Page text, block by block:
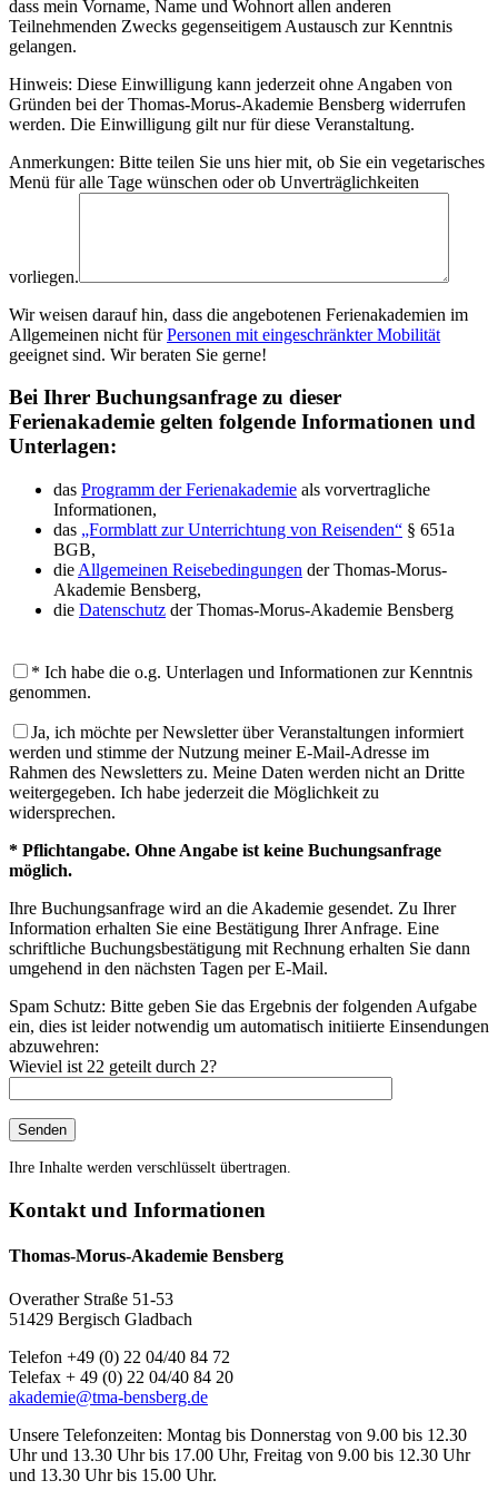
dass mein Vorname, Name und Wohnort allen anderen
Teilnehmenden Zwecks gegenseitigem Austausch zur Kenntnis
gelangen.
Hinweis: Diese Einwilligung kann jederzeit ohne Angaben von
Gründen bei der Thomas-Morus-Akademie Bensberg widerrufen
werden. Die Einwilligung gilt nur für diese Veranstaltung.
Anmerkungen: Bitte teilen Sie uns hier mit, ob Sie ein vegetarisches
Menü für alle Tage wünschen oder ob Unverträglichkeiten
vorliegen.
Wir weisen darauf hin, dass die angebotenen Ferienakademien im
Allgemeinen nicht fürPersonen mit eingeschränkter Mobilität
geeignet sind. Wir beraten Sie gerne!
Bei Ihrer Buchungsanfrage zu dieser
Ferienakademie gelten folgende Informationen und
Unterlagen:
das Programm der Ferienakademie als vorvertragliche
Informationen,
das „Formblatt zur Unterrichtung von Reisenden“ § 651a
BGB,
die Allgemeinen Reisebedingungen der Thomas-Morus-
Akademie Bensberg,
die Datenschutz der Thomas-Morus-Akademie Bensberg
* Ich habe die o.g. Unterlagen und Informationen zur Kenntnis
genommen.
Ja, ich möchte per Newsletter über Veranstaltungen informiert
werden und stimme der Nutzung meiner E-Mail-Adresse im
Rahmen des Newsletters zu. Meine Daten werden nicht an Dritte
weitergegeben. Ich habe jederzeit die Möglichkeit zu
widersprechen.
* Pflichtangabe. Ohne Angabe ist keine Buchungsanfrage
möglich.
Ihre Buchungsanfrage wird an die Akademie gesendet. Zu Ihrer
Information erhalten Sie eine Bestätigung Ihrer Anfrage. Eine
schriftliche Buchungsbestätigung mit Rechnung erhalten Sie dann
umgehend in den nächsten Tagen per E-Mail.
Spam Schutz: Bitte geben Sie das Ergebnis der folgenden Aufgabe
ein, dies ist leider notwendig um automatisch initiierte Einsendungen
abzuwehren:
Wieviel ist 22 geteilt durch 2?
Ihre Inhalte werden verschlüsselt übertragen.
Kontakt und Informationen
Thomas-Morus-Akademie Bensberg
Overather Straße 51-53
51429 Bergisch Gladbach
Telefon +49 (0) 22 04/40 84 72
Telefax + 49 (0) 22 04/40 84 20
akademie@tma-bensberg.de
Unsere Telefonzeiten: Montag bis Donnerstag von 9.00 bis 12.30
Uhr und 13.30 Uhr bis 17.00 Uhr, Freitag von 9.00 bis 12.30 Uhr
und 13.30 Uhr bis 15.00 Uhr.